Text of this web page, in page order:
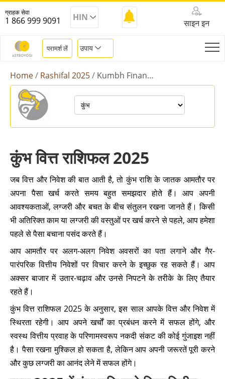
ग्राहक सेवा
1 866 999 9091 HIN
साइन इन
परामर्श लें उपाय
Home Rashifal 2025 Kumbh Finance Rashifal 2025
कुंभ वित्त राशिफल 2025
जब वित्त और निवेश की बात आती है, तो कुंभ राशि के जातक आमतौर पर
अपना पैसा खर्च करते समय बहुत समझदार होते हैं। आप अपनी
आवश्यकताओं, लग्जरी और बचत के बीच संतुलन रखना जानते हैं। किसी
भी अतिरिक्त काम या लग्जरी की वस्तुओं पर खर्च करने से पहले, आप हमेशा
पहले से पैसा बचाना पसंद करते हैं।
आप आमतौर पर अलग-अलग निवेश अवसरों का पता लगाने और गैर-
पारंपरिक वित्तीय निवेशों पर विचार करने के इच्छुक रह सकते हैं। आप
अक्सर बाजार में उतार-चढ़ाव और उनसे निपटने के तरीके के लिए तैयार
रहते हैं।
कुंभ वित्त राशिफल 2025 के अनुसार, इस साल आपके वित्त और निवेश में
स्थिरता रहेगी। आप अपने खर्चों का प्रबंधन करने में सफल होंगे, और
स्वस्थ वित्तीय प्रवाह के परिणामस्वरूप नकदी संकट की कोई गुंजाइश नहीं
है। पैसा रखना मुश्किल हो सकता है, लेकिन आप अपनी जरूरतें पूरी करने
और कुछ लग्जरी का आनंद लेने में सफल होंगे।